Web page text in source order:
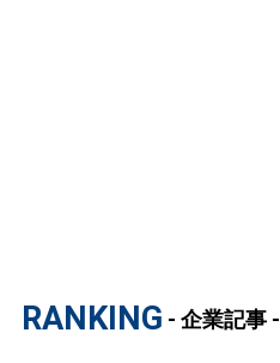
RANKING - 企業記事 -